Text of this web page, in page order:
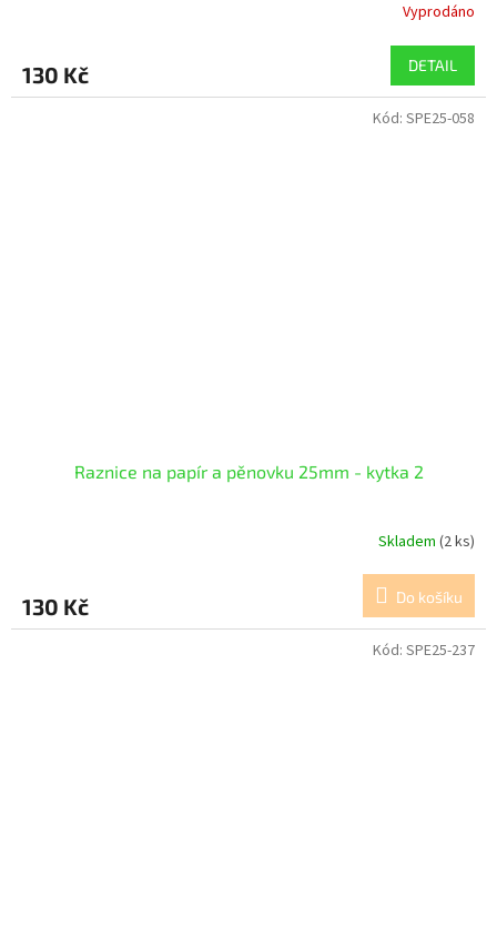
Vyprodáno
130 Kč DETAIL
Raznice na papír a pěnovku 25mm - kytka 2
Skladem (2 ks)
130 Kč Do košíku
Kód: SPE25-058
Kód: SPE25-237